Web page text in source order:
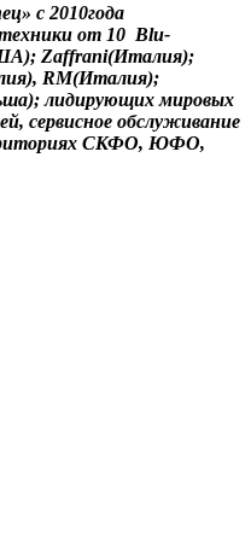
с 2010года
от 10 Blu-
Zaffrani(Италия);
RM(Италия);
лидирующих мировых
сервисное обслуживание
СКФО, ЮФО,